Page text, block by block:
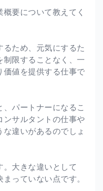
要について教えてく
ため、元気にするた
限することなく、一
価値を提供する仕事で
パートナーになるこ
ンサルタントの仕事や
違いがあるのでしょ
大きな違いとして
っていない点です。